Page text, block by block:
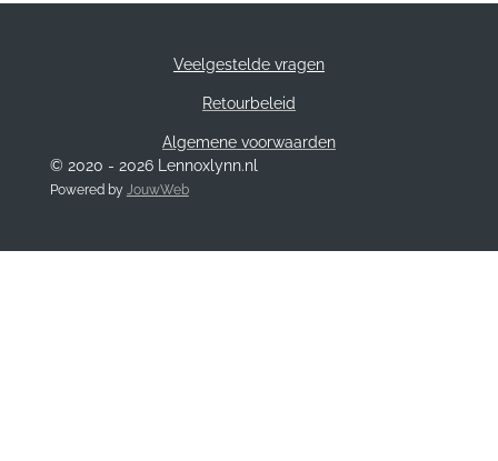
Veelgestelde vragen
Retourbeleid
Algemene voorwaarden
© 2020 - 2026 Lennoxlynn.nl
Powered by JouwWeb